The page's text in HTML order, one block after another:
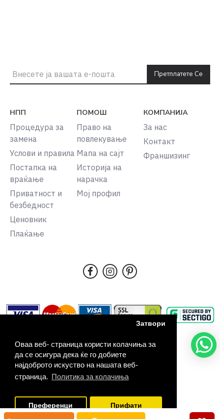
Оваа веб- страница користи колачиња за
да се осигура дека ќе го добиете
најдоброто искуство на нашата веб-
страница. Политика за колачиња
Затвори
Преференци Прифати
Претплатете Се
НПП
Процедура за
замена
Услови и правила
Постапка на
враќање
Приватност и
безбедност
Ценовник
Плаќање
ПОМОШ
Право на
повлекување
Мапа на сајт
Историја на
нарачка
Мој профил
КОМПАНИЈА
За нас
Контакт
Франшизинг
Авторски права 2026, Tudors,